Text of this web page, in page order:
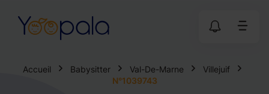
Accueil Babysitter Val-De-Marne
Villejuif
N°1039743